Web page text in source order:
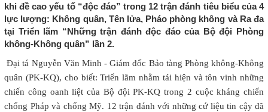
khi đề cao yếu tố “độc đáo” trong 12 trận đánh tiêu biểu của 4
lực lượng: Không quân, Tên lửa, Pháo phòng không và Ra đa
tại Triển lãm “Những trận đánh độc đáo của Bộ đội Phòng
không-Không quân” lần 2.
Đại tá Nguyễn Văn Minh - Giám đốc Bảo tàng Phòng không-Không
quân (PK-KQ), cho biết: Triển lãm nhằm tái hiện và tôn vinh những
chiến công oanh liệt của Bộ đội PK-KQ trong 2 cuộc kháng chiến
chống Pháp và chống Mỹ. 12 trận đánh với những cứ liệu tin cậy đã